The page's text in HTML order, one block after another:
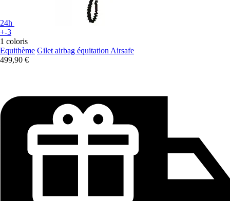
24h
+-3
1 coloris
Equithème Gilet airbag équitation Airsafe
499,90 €